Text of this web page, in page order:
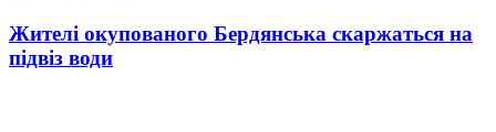
Жителі окупованого Бердянська скаржаться на
підвіз води